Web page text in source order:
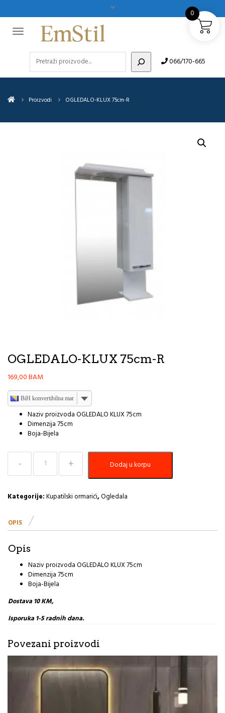
066/170-665
Proizvodi OGLEDALO-KLUX 75cm-R
OGLEDALO-KLUX 75cm-R
169,00BAM
BiH konvertibilna marka
Naziv proizvoda OGLEDALO KLUX 75cm
Dimenzija 75cm
Boja-Bijela
OGLEDALO-
KLUX
75cm-
količina
Dodaj u korpu
Kategorije:Kupatilski ormarići,Ogledala
OPIS
Opis
Naziv proizvoda OGLEDALO KLUX 75cm
Dimenzija 75cm
Boja-Bijela
Dostava 10 KM,
Isporuka 1-5 radnih dana.
Povezani proizvodi
0